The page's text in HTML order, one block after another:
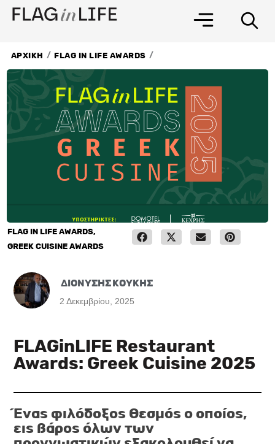
Μετάβαση
στο
ΑΡΧΙΚΗ / FLAG IN LIFE AWARDS /
FLAG IN LIFE AWARDS,
GREEK CUISINE AWARDS
ΔΙΟΝΥΣΗΣ ΚΟΥΚΗΣ
2 Δεκεμβρίου, 2025
FLAGinLIFE Restaurant
Awards: Greek Cuisine 2025
Ένας φιλόδοξος θεσμός ο οποίος,
εις βάρος όλων των